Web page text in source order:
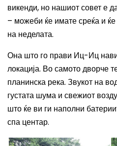
викенди, но нашиот совет е
– можеби ќе имате среќа и
на неделата.
Она што го прави Иц-Иц
локација. Во самото дворче
планинска река. Звукот на
густата шума и свежиот
што ќе ви ги наполни
спа центар.